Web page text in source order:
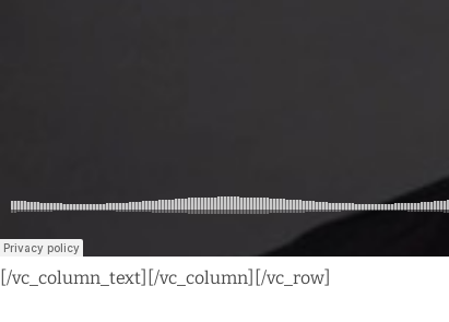
[/vc_column_text][/vc_column][/vc_row]